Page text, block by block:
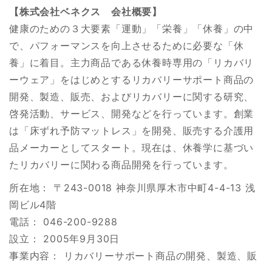
【株式会社ベネクス 会社概要】
健康のための３大要素「運動」「栄養」「休養」の中
で、パフォーマンスを向上させるために必要な「休
養」に着目。主力商品である休養時専用の「リカバリ
ーウェア」をはじめとするリカバリーサポート商品の
開発、製造、販売、およびリカバリーに関する研究、
啓発活動、サービス、開発などを行っています。創業
は「床ずれ予防マットレス」を開発、販売する介護用
品メーカーとしてスタート。現在は、休養学に基づい
たリカバリーに関わる商品開発を行っています。
所在地： 〒243-0018 神奈川県厚木市中町4-4-13 浅
岡ビル4階
電話： 046-200-9288
設立： 2005年9月30日
事業内容： リカバリーサポート商品の開発、製造、販